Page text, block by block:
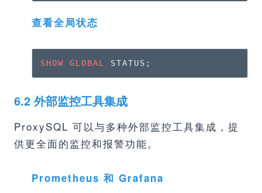
查看全局状态
SHOW GLOBAL STATUS;
6.2 外部监控工具集成
ProxySQL 可以与多种外部监控工具集成，提
供更全面的监控和报警功能。
Prometheus 和 Grafana